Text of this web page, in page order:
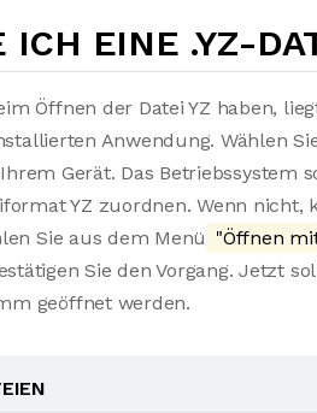
ICH EINE .YZ-
Öffnen der Datei YZ haben,
Anwendung. Wählen
Gerät. Das Betriebssystem
YZ zuordnen. Wenn
Sie aus dem Menü "Öffnen
Sie den Vorgang. Jetzt
geöffnet werden.